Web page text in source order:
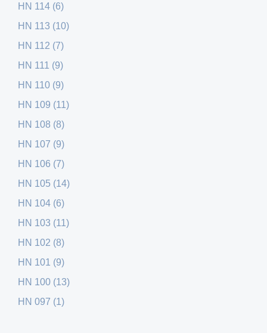
HN 114 (6)
HN 113 (10)
HN 112 (7)
HN 111 (9)
HN 110 (9)
HN 109 (11)
HN 108 (8)
HN 107 (9)
HN 106 (7)
HN 105 (14)
HN 104 (6)
HN 103 (11)
HN 102 (8)
HN 101 (9)
HN 100 (13)
HN 097 (1)